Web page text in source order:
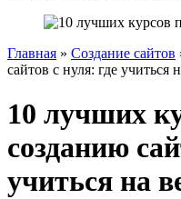
Главная » Создание сайтов
сайтов с нуля: где учиться
10 лучших
созданию
учиться на